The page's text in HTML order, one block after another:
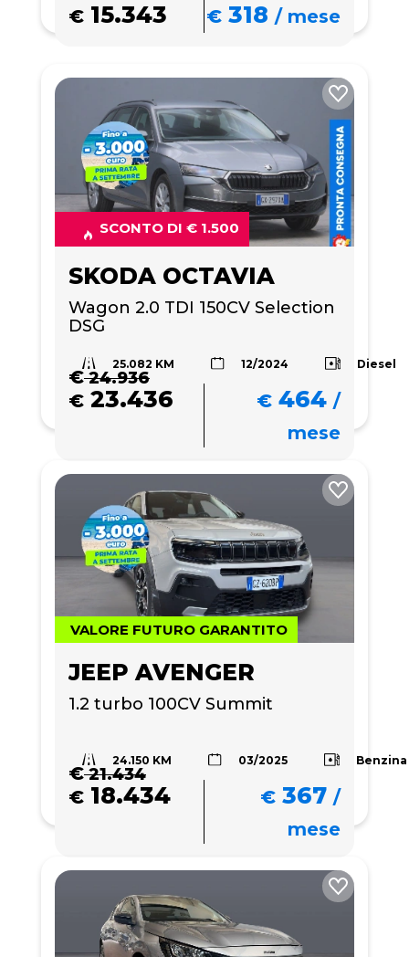
€ 15.343 € 318 /mese
SCONTO DI € 1.500
SKODA OCTAVIA
Wagon 2.0 TDI 150CV Selection
DSG
25.082 KM 12/2024 Diesel
€24.936
€ 23.436 € 464 /
mese
VALORE FUTURO GARANTITO
JEEP AVENGER
1.2 turbo 100CV Summit
24.150 KM 03/2025 Benzina
€21.434
€ 18.434 € 367 /
mese